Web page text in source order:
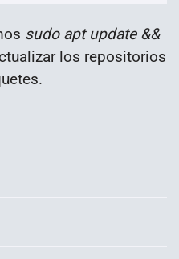
sudo apt update &&
los repositorios